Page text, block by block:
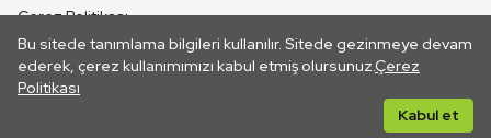
Bu sitede tanımlama bilgileri kullanılır. Sitede gezinmeye devam
ederek, çerez kullanımımızı kabul etmiş olursunuz.Çerez
Politikası
Kabul et
CANLI YAYINLAR
Çerez Politikası
İletişim
Her hakkı saklıdır. ©2026 TRT. Bağlantı yoluyla gidilen dış